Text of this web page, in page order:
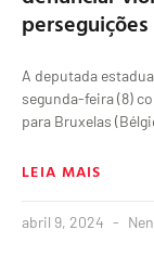
A deputada
segunda-feira (8)
para Bruxelas
LEIA MAIS
abril 9, 2024